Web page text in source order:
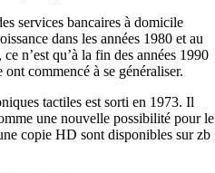
services bancaires à domicile
dans les années 1980 et au
n’est qu’à la fin des années 1990
commencé à se généraliser.
tactiles est sorti en 1973. Il
une nouvelle possibilité pour le
copie HD sont disponibles sur zb